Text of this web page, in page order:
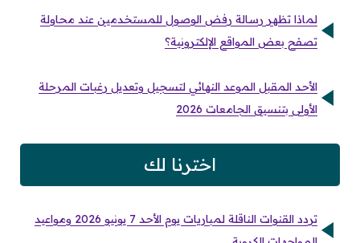
لماذا تظهر رسالة رفض الوصول للمستخدمين عند محاولة
تصفح بعض المواقع الإلكترونية؟
الأحد المقبل الموعد النهائي لتسجيل وتعديل رغبات المرحلة
الأولى بتنسيق الجامعات 2026
اخترنا لك
تردد القنوات الناقلة لمباريات يوم الأحد 7 يونيو 2026 ومواعيد